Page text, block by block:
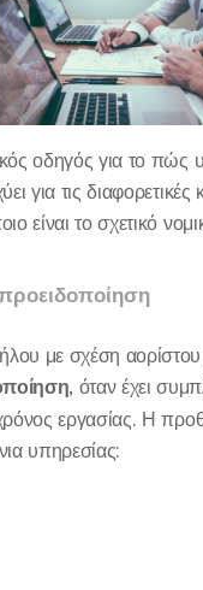
οδηγός για το πώς
για τις διαφορετικές
είναι το σχετικό
με σχέση αορίστου
, όταν έχει
εργασίας. Η
υπηρεσίας: